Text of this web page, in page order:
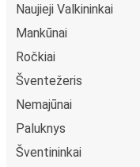
Naujieji Valkininkai
Mankūnai
Ročkiai
Šventežeris
Nemajūnai
Paluknys
Šventininkai